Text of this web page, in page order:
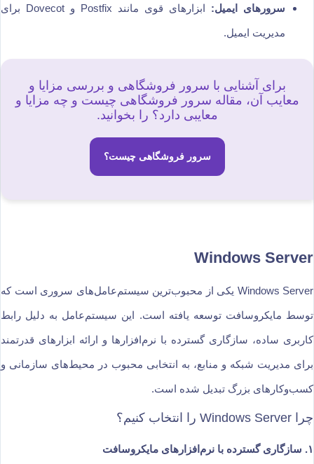
سرورهای ایمیل: ابزارهای قوی مانند Postfix و Dovecot برای
مدیریت ایمیل.
برای آشنایی با سرور فروشگاهی و بررسی مزایا و
معایب آن، مقاله سرور فروشگاهی چیست و چه مزایا و
معایبی دارد؟ را بخوانید.
سرور فروشگاهی چیست؟
Windows Server
Windows Server یکی از محبوب‌ترین سیستم‌عامل‌های سروری است که
توسط مایکروسافت توسعه یافته است. این سیستم‌عامل به دلیل رابط
کاربری ساده، سازگاری گسترده با نرم‌افزارها و ارائه ابزارهای قدرتمند
برای مدیریت شبکه و منابع، به انتخابی محبوب در محیط‌های سازمانی و
کسب‌وکارهای بزرگ تبدیل شده است.
چرا Windows Server را انتخاب کنیم؟
۱. سازگاری گسترده با نرم‌افزارهای مایکروسافت